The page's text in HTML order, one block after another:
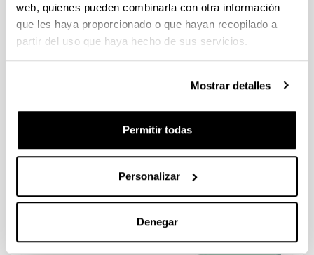
web, quienes pueden combinarla con otra información
que les haya proporcionado o que hayan recopilado a
partir del uso que haya hecho de sus servicios.
Mostrar detalles
Permitir todas
Personalizar
Denegar
16ª Convocatoria
Publicación listado definitivo de personas admitidas y